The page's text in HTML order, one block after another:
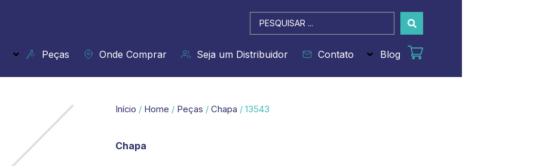
Pesquisar
...
Peças Onde Comprar Seja um Distribuidor Contato Blog
Início / Home / Peças / Chapa / 13543
Chapa